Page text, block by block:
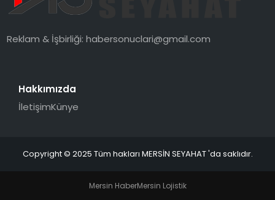
Reklam & İşbirliği:habersonuclari@gmail.com
Hakkımızda
İletişimKünye
Copyright © 2025 Tüm hakları MERSİN SEYAHAT 'da saklıdır.
Mersin HaberMersin Lojistik